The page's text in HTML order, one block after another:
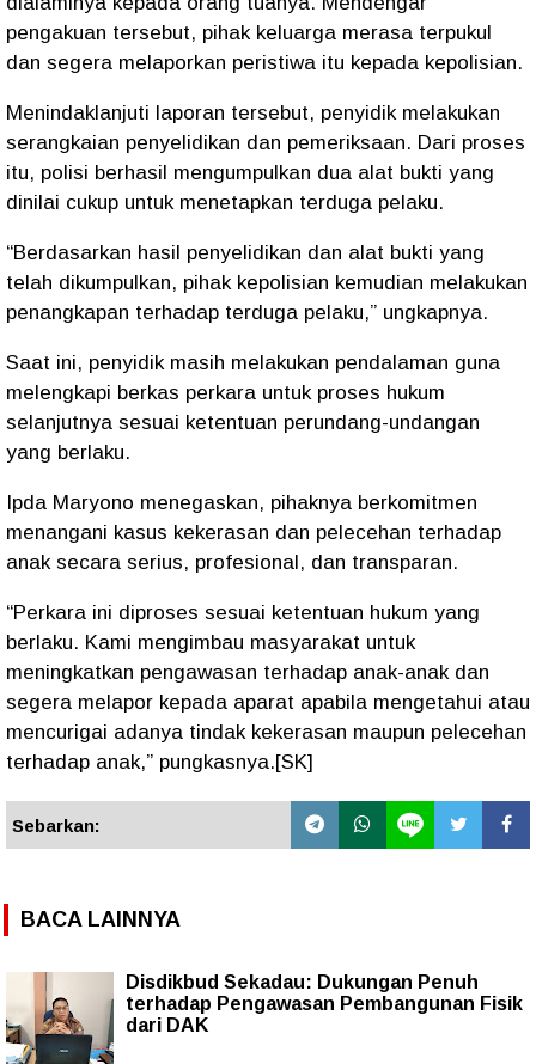
pengakuan tersebut, pihak keluarga merasa terpukul
dan segera melaporkan peristiwa itu kepada kepolisian.
Menindaklanjuti laporan tersebut, penyidik melakukan
serangkaian penyelidikan dan pemeriksaan. Dari proses
itu, polisi berhasil mengumpulkan dua alat bukti yang
dinilai cukup untuk menetapkan terduga pelaku.
“Berdasarkan hasil penyelidikan dan alat bukti yang
telah dikumpulkan, pihak kepolisian kemudian melakukan
penangkapan terhadap terduga pelaku,” ungkapnya.
Saat ini, penyidik masih melakukan pendalaman guna
melengkapi berkas perkara untuk proses hukum
selanjutnya sesuai ketentuan perundang-undangan
yang berlaku.
Ipda Maryono menegaskan, pihaknya berkomitmen
menangani kasus kekerasan dan pelecehan terhadap
anak secara serius, profesional, dan transparan.
“Perkara ini diproses sesuai ketentuan hukum yang
berlaku. Kami mengimbau masyarakat untuk
meningkatkan pengawasan terhadap anak-anak dan
segera melapor kepada aparat apabila mengetahui atau
mencurigai adanya tindak kekerasan maupun pelecehan
terhadap anak,” pungkasnya.[SK]
Sebarkan:
BACA LAINNYA
Disdikbud Sekadau: Dukungan Penuh
terhadap Pengawasan Pembangunan Fisik
dari DAK